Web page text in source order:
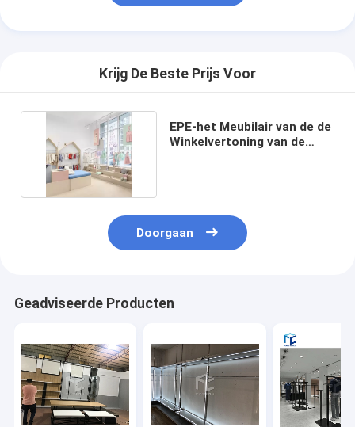
Krijg De Beste Prijs Voor
EPE-het Meubilair van de de
Winkelvertoning van de
Doorgaan
Geadviseerde Producten